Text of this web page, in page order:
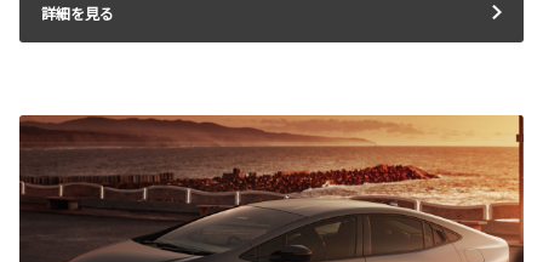
詳細を見る